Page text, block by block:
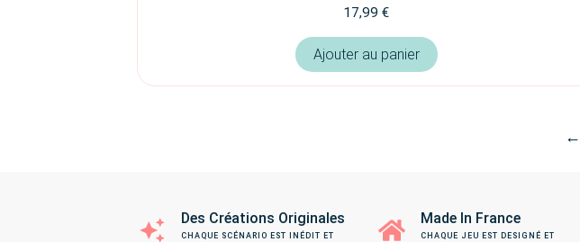
Note
4.86
sur 5
17,99€
Ajouter au panier
←
Des Créations Originales
CHAQUE SCÉNARIO EST INÉDIT ET
Made In France
CHAQUE JEU EST DESIGNÉ ET